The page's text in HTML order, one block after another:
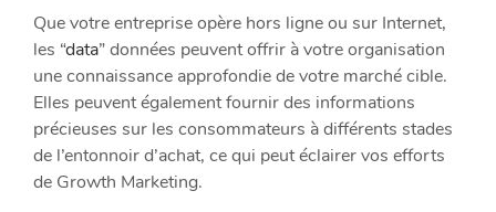
Que votre entreprise opère hors ligne ou sur Internet,
les “data” données peuvent offrir à votre organisation
une connaissance approfondie de votre marché cible.
Elles peuvent également fournir des informations
précieuses sur les consommateurs à différents stades
de l’entonnoir d’achat, ce qui peut éclairer vos efforts
de Growth Marketing.